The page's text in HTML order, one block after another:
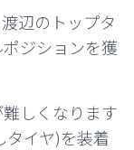
辺のトップタ
ジションを獲
しくなります
タイヤ)を装着